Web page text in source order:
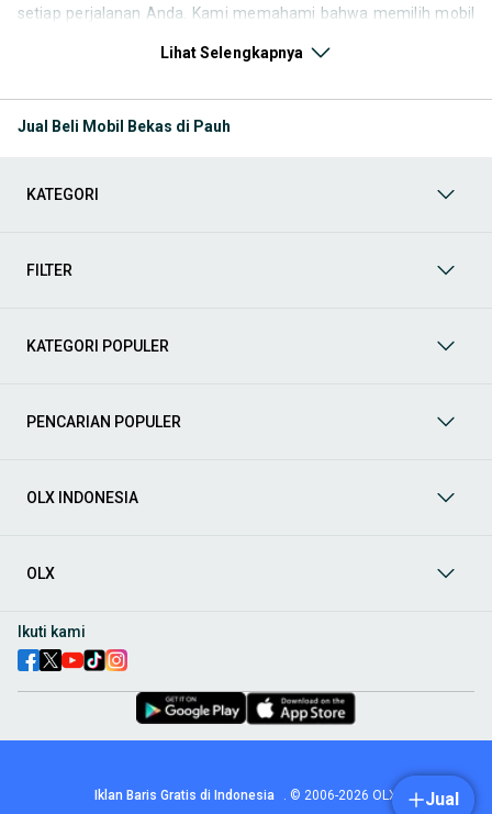
Jual
setiap perjalanan Anda. Kami memahami bahwa memilih mobil
ribuan daftar dari penjual terpercaya di seluruh Indonesia.
dengan gaya hidup, kebutuhan, danbudgetAnda!
Memilih mobil bekas yang tepat tentu bukan perkara mudah.
berkelas, atau mobil kota yang irit dan lincah? Di OLX, Anda akan
mobil bekas Anda berjalan lancar, efisien, dan menyenangkan.
berbagai jenis mobil baru maupun bekas dengan kondisi
Aksesoris Mobil
: Lengkapi tampilan dan fungsionalitas mobil
aksesoris interior seperti sarung jok dan karpet, hingga
audio terbaik bersama
berbagai pilihan
hingga instalasi audio profesional. Cocok untuk Anda yang
ingin meningkatkan kualitas suara dalam kabinmobil,
menjadikan setiap perjalanan lebih menyenangkan.
Spare Part Mobil: Jaga performamobilAnda denganspare
berbagai komponen penting mulai dari filter oli, kampas rem,
Lihat Selengkapnya
Jual Beli Mobil Bekas di Pauh
KATEGORI
FILTER
KATEGORI POPULER
PENCARIAN POPULER
OLX INDONESIA
OLX
Ikuti kami
Iklan Baris Gratis di Indonesia . © 2006-2026 OLX